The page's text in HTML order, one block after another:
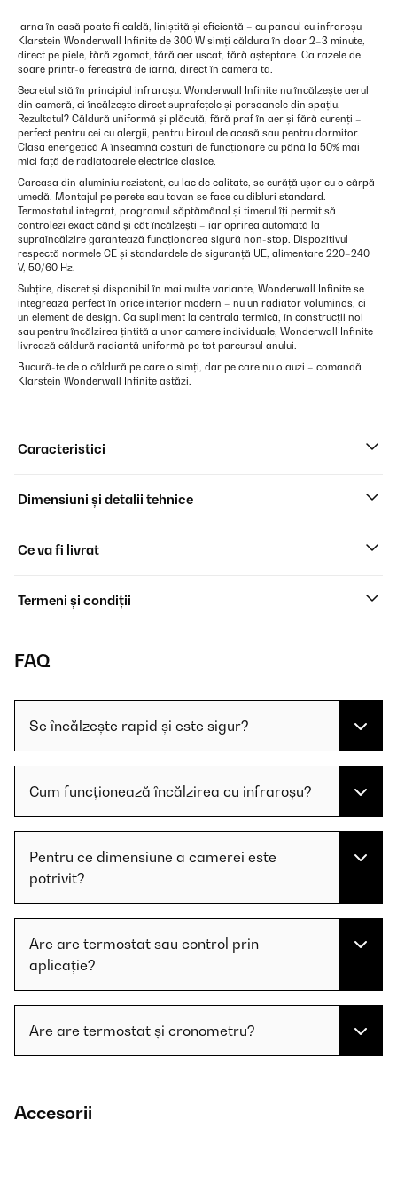
Iarna în casă poate fi caldă, liniștită și eficientă – cu panoul cu infraroșu
Klarstein Wonderwall Infinite de 300 W simți căldura în doar 2–3 minute,
direct pe piele, fără zgomot, fără aer uscat, fără așteptare. Ca razele de
soare printr-o fereastră de iarnă, direct în camera ta.
Secretul stă în principiul infraroșu: Wonderwall Infinite nu încălzește aerul
din cameră, ci încălzește direct suprafețele și persoanele din spațiu.
Rezultatul? Căldură uniformă și plăcută, fără praf în aer și fără curenți –
perfect pentru cei cu alergii, pentru biroul de acasă sau pentru dormitor.
Clasa energetică A înseamnă costuri de funcționare cu până la 50% mai
mici față de radiatoarele electrice clasice.
Carcasa din aluminiu rezistent, cu lac de calitate, se curăță ușor cu o cârpă
umedă. Montajul pe perete sau tavan se face cu dibluri standard.
Termostatul integrat, programul săptămânal și timerul îți permit să
controlezi exact când și cât încălzești – iar oprirea automată la
supraîncălzire garantează funcționarea sigură non-stop. Dispozitivul
respectă normele CE și standardele de siguranță UE, alimentare 220–240
V, 50/60 Hz.
Subțire, discret și disponibil în mai multe variante, Wonderwall Infinite se
integrează perfect în orice interior modern – nu un radiator voluminos, ci
un element de design. Ca supliment la centrala termică, în construcții noi
sau pentru încălzirea țintită a unor camere individuale, Wonderwall Infinite
livrează căldură radiantă uniformă pe tot parcursul anului.
Bucură-te de o căldură pe care o simți, dar pe care nu o auzi – comandă
Klarstein Wonderwall Infinite astăzi.
Caracteristici
Dimensiuni și detalii tehnice
Ce va fi livrat
Termeni și condiții
FAQ
Se încălzește rapid și este sigur?
Cum funcționează încălzirea cu infraroșu?
Pentru ce dimensiune a camerei este
potrivit?
Are are termostat sau control prin
aplicație?
Are are termostat și cronometru?
Accesorii